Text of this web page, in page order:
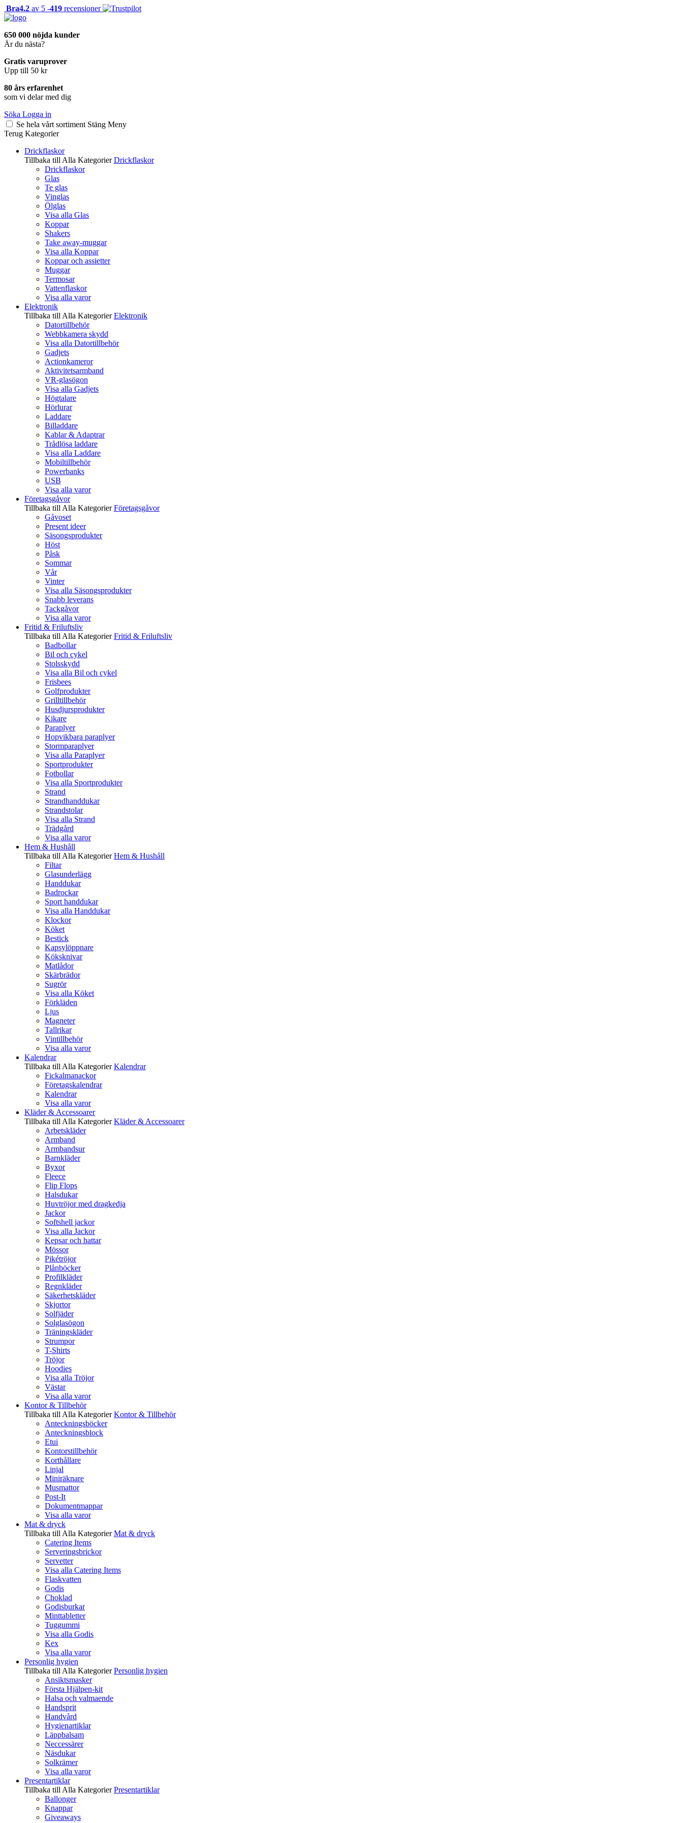
Bra4.2 av 5 -419 recensioner
650 000 nöjda kunder
Är du nästa?
Gratis varuprover
Upp till 50 kr
80 års erfarenhet
som vi delar med dig
Söka Logga in
Se hela vårt sortiment Stäng Meny
Terug Kategorier
Drickflaskor
Tillbaka till Alla Kategorier Drickflaskor
Drickflaskor
Glas
Te glas
Vinglas
Ölglas
Visa alla Glas
Koppar
Shakers
Take away-muggar
Visa alla Koppar
Koppar och assietter
Muggar
Termosar
Vattenflaskor
Visa alla varor
Elektronik
Tillbaka till Alla Kategorier Elektronik
Datortillbehör
Webbkamera skydd
Visa alla Datortillbehör
Gadjets
Actionkameror
Aktivitetsarmband
VR-glasögon
Visa alla Gadjets
Högtalare
Hörlurar
Laddare
Billaddare
Kablar & Adaptrar
Trådlösa laddare
Visa alla Laddare
Mobiltillbehör
Powerbanks
USB
Visa alla varor
Företagsgåvor
Tillbaka till Alla Kategorier Företagsgåvor
Gåvoset
Present ideer
Säsongsprodukter
Höst
Påsk
Sommar
Vår
Vinter
Visa alla Säsongsprodukter
Snabb leverans
Tackgåvor
Visa alla varor
Fritid & Friluftsliv
Tillbaka till Alla Kategorier Fritid & Friluftsliv
Badbollar
Bil och cykel
Stolsskydd
Visa alla Bil och cykel
Frisbees
Golfprodukter
Grilltillbehör
Husdjursprodukter
Kikare
Paraplyer
Hopvikbara paraplyer
Stormparaplyer
Visa alla Paraplyer
Sportprodukter
Fotbollar
Visa alla Sportprodukter
Strand
Strandhanddukar
Strandstolar
Visa alla Strand
Trädgård
Visa alla varor
Hem & Hushåll
Tillbaka till Alla Kategorier Hem & Hushåll
Filtar
Glasunderlägg
Handdukar
Badrockar
Sport handdukar
Visa alla Handdukar
Klockor
Köket
Bestick
Kapsylöppnare
Köksknivar
Matlådor
Skärbrädor
Sugrör
Visa alla Köket
Förkläden
Ljus
Magneter
Tallrikar
Vintillbehör
Visa alla varor
Kalendrar
Tillbaka till Alla Kategorier Kalendrar
Fickalmanackor
Företagskalendrar
Kalendrar
Visa alla varor
Kläder & Accessoarer
Tillbaka till Alla Kategorier Kläder & Accessoarer
Arbetskläder
Armband
Armbandsur
Barnkläder
Byxor
Fleece
Flip Flops
Halsdukar
Huvtröjor med dragkedja
Jackor
Softshell jackor
Visa alla Jackor
Kepsar och hattar
Mössor
Pikétröjor
Plånböcker
Profilkläder
Regnkläder
Säkerhetskläder
Skjortor
Solfjäder
Solglasögon
Träningskläder
Strumpor
T-Shirts
Tröjor
Hoodies
Visa alla Tröjor
Västar
Visa alla varor
Kontor & Tillbehör
Tillbaka till Alla Kategorier Kontor & Tillbehör
Anteckningsböcker
Anteckningsblock
Etui
Kontorstillbehör
Korthållare
Linjal
Miniräknare
Musmattor
Post-It
Dokumentmappar
Visa alla varor
Mat & dryck
Tillbaka till Alla Kategorier Mat & dryck
Catering Items
Serveringsbrickor
Servetter
Visa alla Catering Items
Flaskvatten
Godis
Choklad
Godisburkar
Minttabletter
Tuggummi
Visa alla Godis
Kex
Visa alla varor
Personlig hygien
Tillbaka till Alla Kategorier Personlig hygien
Ansiktsmasker
Första Hjälpen-kit
Halsa och valmaende
Handsprit
Handvård
Hygienartiklar
Läppbalsam
Neccessärer
Näsdukar
Solkrämer
Visa alla varor
Presentartiklar
Tillbaka till Alla Kategorier Presentartiklar
Ballonger
Knappar
Giveaways